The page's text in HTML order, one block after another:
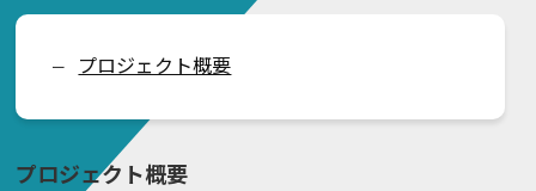
ー プロジェクト概要
プロジェクト概要